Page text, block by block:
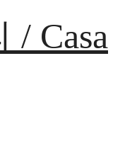
/ Casa